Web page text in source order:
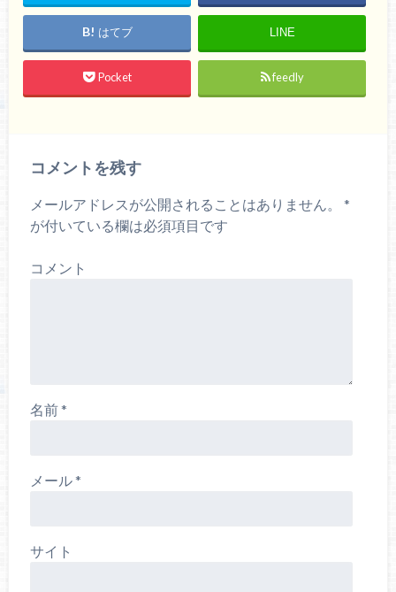
はてブ LINE
Pocket feedly
コメントを残す
メールアドレスが公開されることはありません。
*
が付いている欄は必須項目です
コメント
名前*
メール*
サイト